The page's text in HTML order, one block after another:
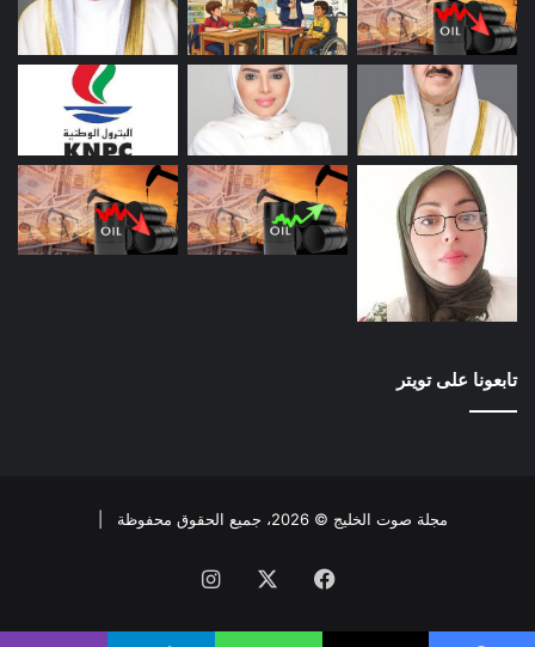
تابعونا على تويتر
مجلة صوت الخليج © 2026، جميع الحقوق محفوظة |
فيسبوك انستقرام